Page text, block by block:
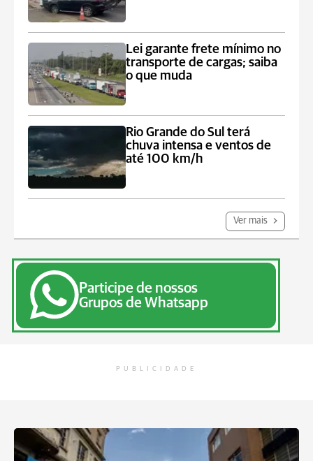
Lei garante frete mínimo no
transporte de cargas; saiba
o que muda
Rio Grande do Sul terá
chuva intensa e ventos de
até 100 km/h
Ver mais
Participe de nossos
Grupos de Whatsapp
PUBLICIDADE